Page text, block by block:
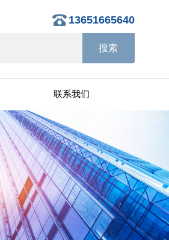
13651665640
联系我们